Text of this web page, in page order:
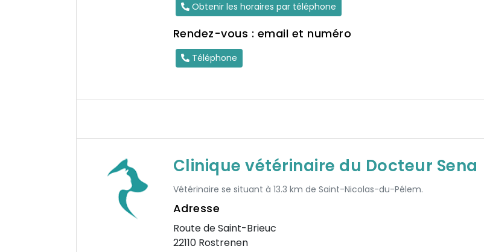
Obtenir les horaires par téléphone
Rendez-vous : email et numéro
Téléphone
Clinique vétérinaire du Docteur Sena
Vétérinaire se situant à 13.3 km de Saint-Nicolas-du-Pélem.
Adresse
Route de Saint-Brieuc
22110 Rostrenen